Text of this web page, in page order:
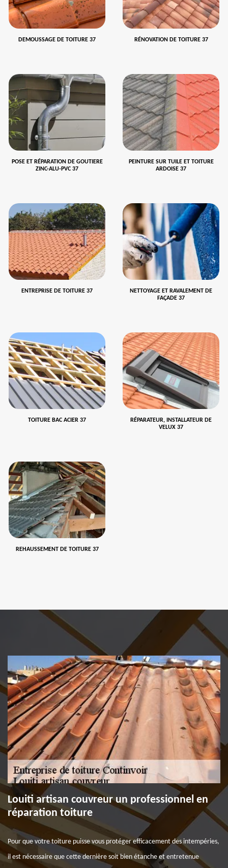
DEMOUSSAGE DE TOITURE 37 RÉNOVATION DE TOITURE 37
POSE ET RÉPARATION DE GOUTIERE
ZINC-ALU-PVC 37
PEINTURE SUR TUILE ET TOITURE
ARDOISE 37
ENTREPRISE DE TOITURE 37
NETTOYAGE ET RAVALEMENT DE
FAÇADE 37
TOITURE BAC ACIER 37
RÉPARATEUR, INSTALLATEUR DE
VELUX 37
REHAUSSEMENT DE TOITURE 37
Louiti artisan couvreur un professionnel en
réparation toiture
Pour que votre toiture puisse vous protéger efficacement des intempéries,
il est nécessaire que cette dernière soit bien étanche et entretenue